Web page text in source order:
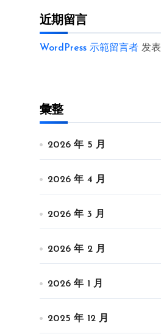
近期留言
WordPress 示範留言者 发
彙整
2026 年 5 月
2026 年 4 月
2026 年 3 月
2026 年 2 月
2026 年 1 月
2025 年 12 月